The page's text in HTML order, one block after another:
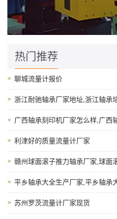
热门推荐
聊城流量计报价
浙江耐驰轴承厂家地址,浙江轴承
广西轴承刻印机厂家怎么样,广西
利津好的质量流量计厂家
赣州球面滚子推力轴承厂家,球面
平乡轴承大全生产厂家,平乡轴承
苏州罗茨流量计厂家现货